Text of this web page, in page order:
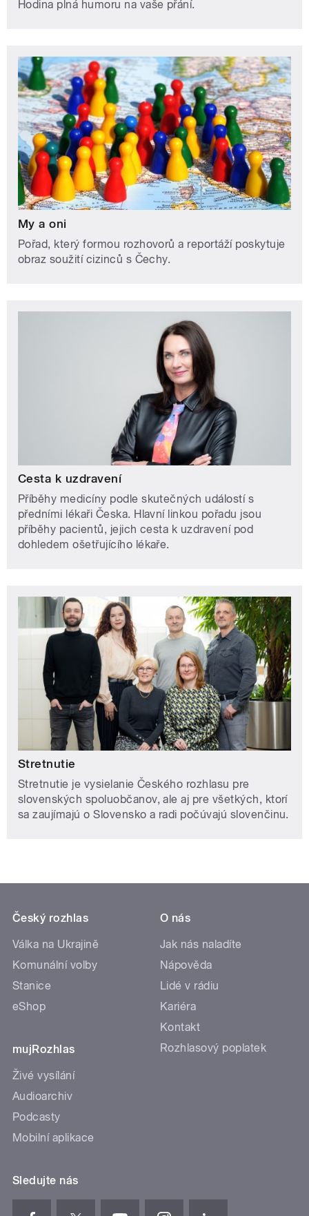
Hodina plná humoru na vaše přání.
My a oni
Pořad, který formou rozhovorů a reportáží poskytuje
obraz soužití cizinců s Čechy.
Cesta k uzdravení
Příběhy medicíny podle skutečných událostí s
předními lékaři Česka. Hlavní linkou pořadu jsou
příběhy pacientů, jejich cesta k uzdravení pod
dohledem ošetřujícího lékaře.
Stretnutie
Stretnutie je vysielanie Českého rozhlasu pre
slovenských spoluobčanov, ale aj pre všetkých, ktorí
sa zaujímajú o Slovensko a radi počúvajú slovenčinu.
Český rozhlas
Válka na Ukrajině
Komunální volby
Stanice
eShop
mujRozhlas
Živé vysílání
Audioarchiv
Podcasty
Mobilní aplikace
O nás
Jak nás naladíte
Nápověda
Lidé v rádiu
Kariéra
Kontakt
Rozhlasový poplatek
Sledujte nás